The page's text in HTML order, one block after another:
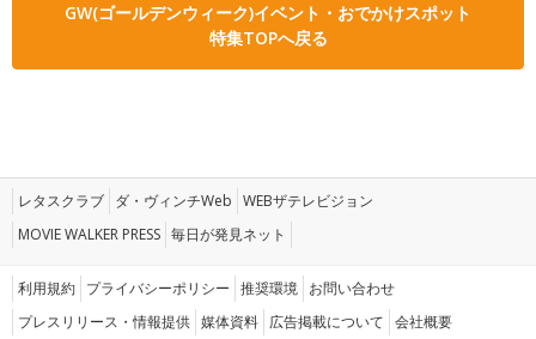
GW(ゴールデンウィーク)イベント・おでかけスポット
特集TOPへ戻る
レタスクラブ ダ・ヴィンチWeb WEBザテレビジョン
MOVIE WALKER PRESS 毎日が発見ネット
利用規約 プライバシーポリシー 推奨環境 お問い合わせ
プレスリリース・情報提供 媒体資料 広告掲載について 会社概要